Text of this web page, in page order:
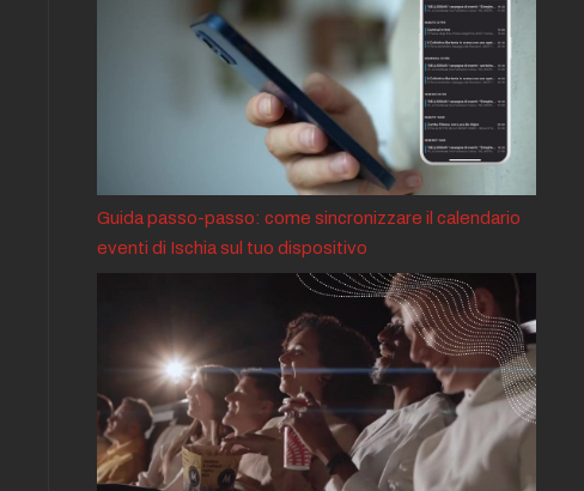
Guida passo-passo: come sincronizzare il calendario
eventi di Ischia sul tuo dispositivo